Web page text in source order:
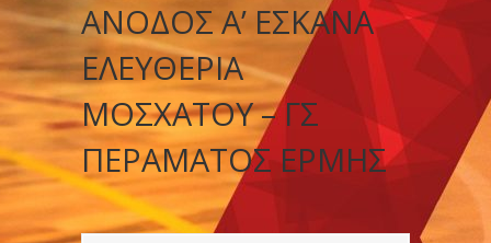
ΑΝΟΔΟΣ Α’ ΕΣΚΑΝΑ
ΕΛΕΥΘΕΡΙΑ
ΜΟΣΧΑΤΟΥ – ΓΣ
ΠΕΡΑΜΑΤΟΣ ΕΡΜΗΣ